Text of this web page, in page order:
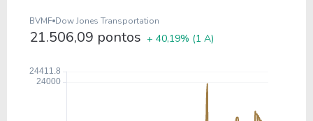
BVMF Dow Jones Transportation
21.506,09 pontos + 40,19% (1 A)